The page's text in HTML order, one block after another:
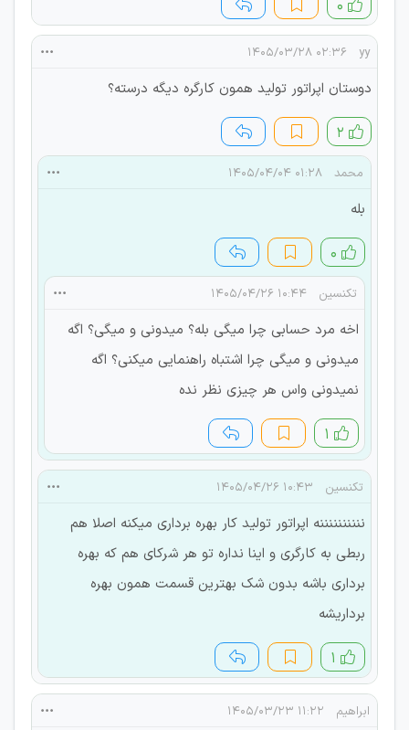
۰
yy ۰۲:۳۶ ۱۴۰۵/۰۳/۲۸
دوستان اپراتور تولید همون کارگره دیگه درسته؟
۲
محمد ۰۱:۲۸ ۱۴۰۵/۰۴/۰۴
بله
۰
تکنسین ۱۰:۴۴ ۱۴۰۵/۰۴/۲۶
اخه مرد حسابی چرا میگی بله؟ میدونی و میگی؟ اگه
میدونی و میگی چرا اشتباه راهنمایی میکنی؟ اگه
نمیدونی واس هر چیزی نظر نده
۱
تکنسین ۱۰:۴۳ ۱۴۰۵/۰۴/۲۶
ننننننننننه اپراتور تولید کار بهره برداری میکنه اصلا هم
ربطی به کارگری و اینا نداره تو هر شرکای هم که بهره
برداری باشه بدون شک بهترین قسمت همون بهره
برداریشه
۱
ابراهیم ۱۱:۲۲ ۱۴۰۵/۰۳/۲۳